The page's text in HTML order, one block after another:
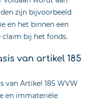
zijn bijvoorbeeld
en het binnen een
claim bij het fonds.
van artikel 185
van Artikel 185 WVW
en immateriële